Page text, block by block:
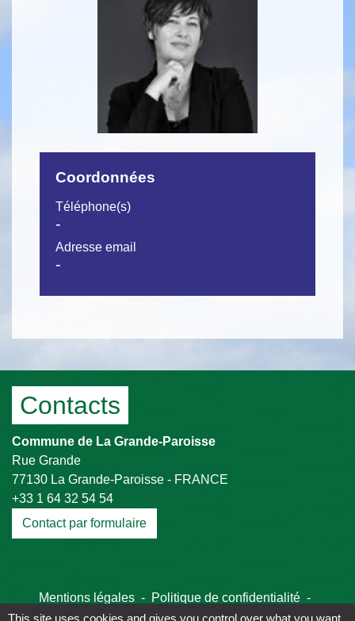
Coordonnées
Téléphone(s)
-
Adresse email
-
Contacts
Commune de La Grande-Paroisse
Rue Grande
77130 La Grande-Paroisse - FRANCE
+33 1 64 32 54 54
Contact par formulaire
Mentions légales - Politique de confidentialité -
Accessibilité - Plan du site - Gestion des cookies
This site uses cookies and gives you control over what you want